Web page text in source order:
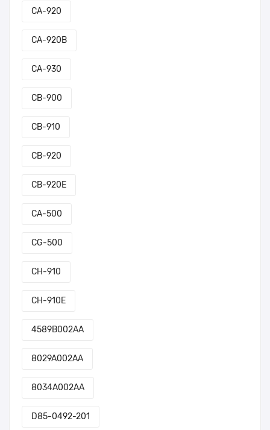
CA-920
CA-920B
CA-930
CB-900
CB-910
CB-920
CB-920E
CA-500
CG-500
CH-910
CH-910E
4589B002AA
8029A002AA
8034A002AA
D85-0492-201